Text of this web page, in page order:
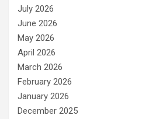
July 2026
June 2026
May 2026
April 2026
March 2026
February 2026
January 2026
December 2025